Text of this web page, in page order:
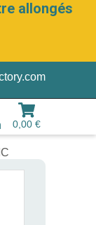
allongés
0,00 €